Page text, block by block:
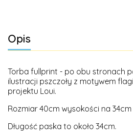
Opis
Torba fullprint - po obu stronach
ilustracji pszczoły z motywem
projektu Loui.
Rozmiar 40cm wysokości na
Długość paska to około 34cm.